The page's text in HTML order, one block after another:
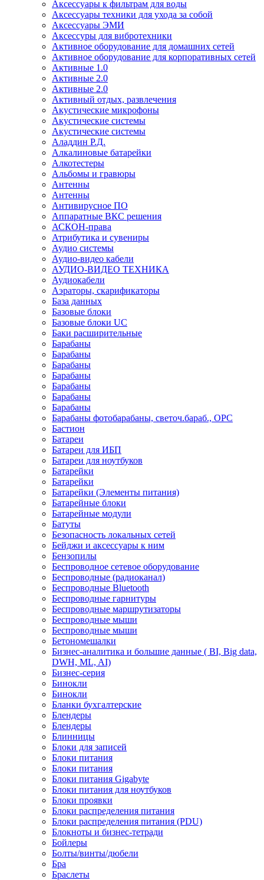
Аксессуары к фильтрам для воды
Аксессуары техники для ухода за собой
Аксессуары ЭМИ
Аксессуры для вибротехники
Активное оборудование для домашних сетей
Активное оборудование для корпоративных сетей
Активные 1.0
Активные 2.0
Активные 2.0
Активный отдых, развлечения
Акустические микрофоны
Акустические системы
Акустические системы
Аладдин Р.Д.
Алкалиновые батарейки
Алкотестеры
Альбомы и гравюры
Антенны
Антенны
Антивирусное ПО
Аппаратные ВКС решения
АСКОН-права
Атрибутика и сувениры
Аудио системы
Аудио-видео кабели
АУДИО-ВИДЕО ТЕХНИКА
Аудиокабели
Аэраторы, скарификаторы
База данных
Базовые блоки
Базовые блоки UC
Баки расширительные
Барабаны
Барабаны
Барабаны
Барабаны
Барабаны
Барабаны
Барабаны
Барабаны фотобарабаны, светоч.бараб., OPC
Бастион
Батареи
Батареи для ИБП
Батареи для ноутбуков
Батарейки
Батарейки
Батарейки (Элементы питания)
Батарейные блоки
Батарейные модули
Батуты
Безопасность локальных сетей
Бейджи и аксесcуары к ним
Бензопилы
Беспроводное сетевое оборудование
Беспроводные (радиоканал)
Беспроводные Bluetooth
Беспроводные гарнитуры
Беспроводные маршрутизаторы
Беспроводные мыши
Беспроводные мыши
Бетономешалки
Бизнес-аналитика и большие данные ( BI, Big data,
DWH, ML, AI)
Бизнес-серия
Бинокли
Бинокли
Бланки бухгалтерские
Блендеры
Блендеры
Блинницы
Блоки для записей
Блоки питания
Блоки питания
Блоки питания Gigabyte
Блоки питания для ноутбуков
Блоки проявки
Блоки распределения питания
Блоки распределения питания (PDU)
Блокноты и бизнес-тетради
Бойлеры
Болты/винты/дюбели
Бра
Браслеты